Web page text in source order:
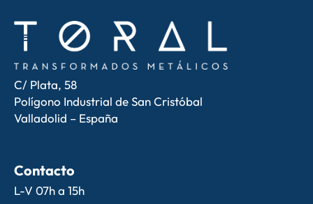
C/ Plata, 58
Polígono Industrial de San Cristóbal
Valladolid – España
Contacto
L-V 07h a 15h